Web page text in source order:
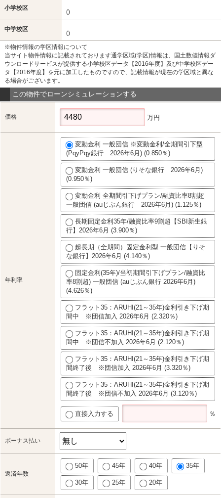
小学校区
()
中学校区
()
※物件情報の学区情報について
当サイト物件情報に記載されております通学区域(学区)情報は、国土数値情報ダ
ウンロードサービスが提供する小学校区データ【2016年度】及び中学校区デー
タ【2016年度】を元に加工したものですので、記載情報が現在の学区域と異な
る場合がございます。
この物件でローンシミュレーションする
価格 万円
年利率
変動金利 一般団信 ※変動金利/全期間引下型
(PqyPqy銀行 2026年6月) (0.850％)
変動金利 一般団信 (りそな銀行 2026年6月)
(0.950％)
変動金利 全期間引下げプラン/融資比率8割超
一般団信 (auじぶん銀行 2026年6月) (1.125％)
長期固定金利35年/融資比率9割超【SBI新生銀
行】2026年6月 (3.900％)
超長期（全期間）固定金利型 一般団信【りそ
な銀行】2026年6月 (4.140％)
固定金利(35年)/当初期間引下げプラン/融資比
率8割超) 一般団信 (auじぶん銀行 2026年6月)
(4.626％)
フラット35：ARUHI(21～35年)金利引き下げ期
間中 ※団信加入 2026年6月 (2.320％)
フラット35：ARUHI(21～35年)金利引き下げ期
間中 ※団信不加入 2026年6月 (2.120％)
フラット35：ARUHI(21～35年)金利引き下げ期
間終了後 ※団信加入 2026年6月 (3.320％)
フラット35：ARUHI(21～35年)金利引き下げ期
間終了後 ※団信不加入 2026年6月 (3.120％)
直接入力する ％
ボーナス払い
返済年数
50年 45年 40年 35年
30年 25年 20年